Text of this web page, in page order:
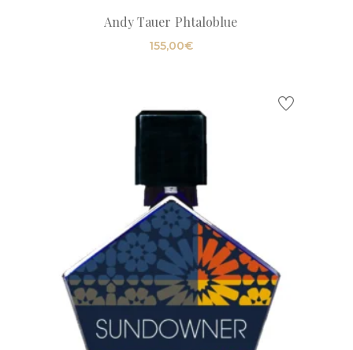
Andy Tauer Phtaloblue
155,00€